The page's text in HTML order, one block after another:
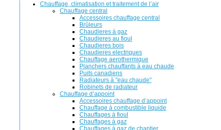
Chauffage, climatisation et traitement de l’air
Chauffage central
Accessoires chauffage central
Brûleurs
Chaudieres à gaz
Chaudieres au fioul
Chaudieres bois
Chaudieres electriques
Chauffage aerothermique
Planchers chauffants à eau chaude
Puits canadiens
Radiateurs à "eau chaude"
Robinets de radiateur
Chauffage d’appoint
Accessoires chauffage d’appoint
Chauffage à combustible liquide
Chauffages à fioul
Chauffages à gaz
Chauffages à gaz de chantier